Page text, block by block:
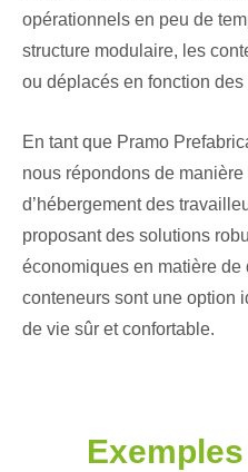
opérationnels en peu de
structure modulaire, les
ou déplacés en fonction des
En tant que Pramo
nous répondons de
d’hébergement des
proposant des solutions
économiques en matière
conteneurs sont une option
de vie sûr et confortable.